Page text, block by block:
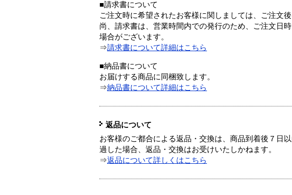
■請求書について
ご注文時に希望されたお客様に関しましては、ご注文
尚、請求書は、営業時間内での発行のため、ご注文日
場合がございます。
⇒請求書について詳細はこちら
■納品書について
お届けする商品に同梱致します。
⇒納品書について詳細はこちら
返品について
お客様のご都合による返品・交換は、商品到着後７日
過した場合、返品・交換はお受けいたしかねます。
⇒返品について詳しくはこちら